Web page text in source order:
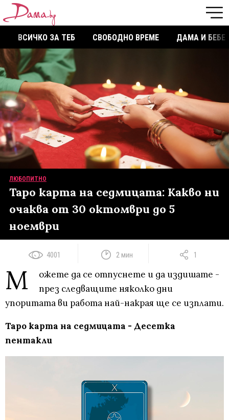
ВСИЧКО ЗА ТЕБ СВОБОДНО ВРЕМЕ ДАМА И БЕБЕ
ЛЮБОПИТНО
Таро карта на седмицата: Какво ни
очаква от 30 октомври до 5
ноември
4001 2 мин 1
М
ожете да се отпуснете и да издишате -
през следващите няколко дни
упоритата ви работа най-накрая ще се изплати.
Таро карта на седмицата - Десетка
пентакли